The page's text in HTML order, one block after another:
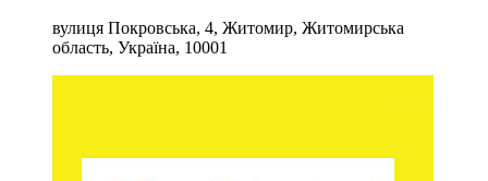
вулиця Покровська, 4, Житомир, Житомирська
область, Україна, 10001